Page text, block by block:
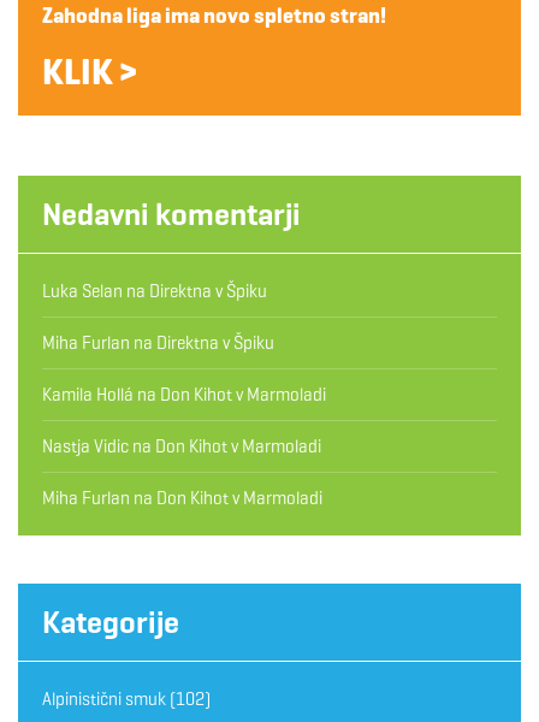
Zahodna liga ima novo spletno stran!
KLIK >
Nedavni komentarji
Luka Selan na Direktna v Špiku
Miha Furlan na Direktna v Špiku
Kamila Hollá na Don Kihot v Marmoladi
Nastja Vidic na Don Kihot v Marmoladi
Miha Furlan na Don Kihot v Marmoladi
Kategorije
Alpinistični smuk (102)